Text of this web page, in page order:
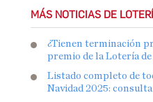
MÁS NOTICIAS DE
¿Tienen terminación
premio de la Lotería de
Listado completo de
Navidad 2025: